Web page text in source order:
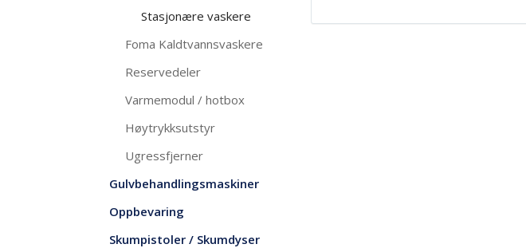
Stasjonære vaskere
Foma Kaldtvannsvaskere
Reservedeler
Varmemodul / hotbox
Høytrykksutstyr
Ugressfjerner
Gulvbehandlingsmaskiner
Oppbevaring
Skumpistoler / Skumdyser